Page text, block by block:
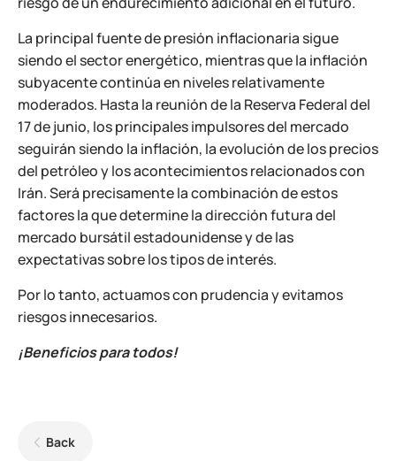
La principal fuente de presión inflacionaria sigue
siendo el sector energético, mientras que la inflación
subyacente continúa en niveles relativamente
moderados. Hasta la reunión de la Reserva Federal del
17 de junio, los principales impulsores del mercado
seguirán siendo la inflación, la evolución de los precios
del petróleo y los acontecimientos relacionados con
Irán. Será precisamente la combinación de estos
factores la que determine la dirección futura del
mercado bursátil estadounidense y de las
expectativas sobre los tipos de interés.
Por lo tanto, actuamos con prudencia y evitamos
riesgos innecesarios.
¡Beneficios para todos!
Back